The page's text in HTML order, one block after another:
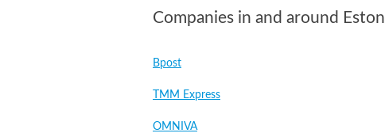
Companies in and around
Bpost
TMM Express
OMNIVA